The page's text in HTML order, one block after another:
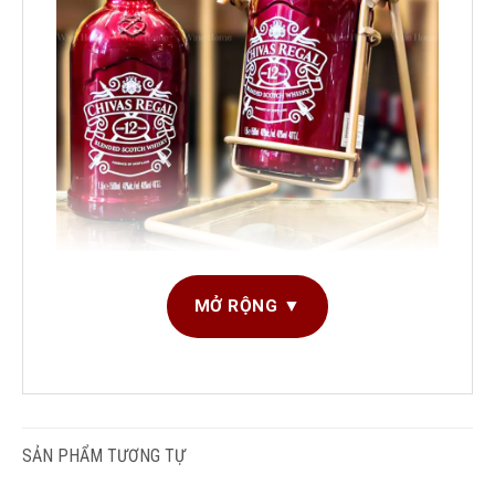
Tổng quan rượu Whisky Chivas Regal 12 đỏ
Phiên bản: RED NIGHT EDITION
MỞ RỘNG ▼
SẢN PHẨM TƯƠNG TỰ